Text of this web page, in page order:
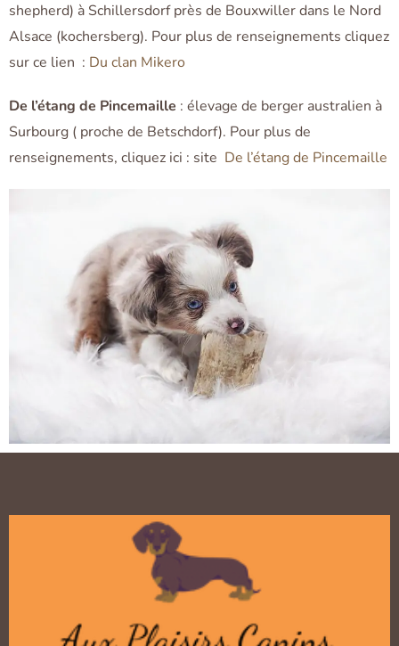
shepherd) à Schillersdorf près de Bouxwiller dans le Nord
Alsace (kochersberg). Pour plus de renseignements cliquez
sur ce lien : Du clan Mikero
De l’étang de Pincemaille : élevage de berger australien à
Surbourg ( proche de Betschdorf). Pour plus de
renseignements, cliquez ici : site De l’étang de Pincemaille